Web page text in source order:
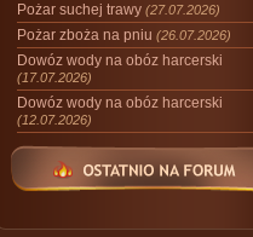
Pożar suchej trawy (27.07.2026)
Pożar zboża na pniu (26.07.2026)
Dowóz wody na obóz harcerski
(17.07.2026)
Dowóz wody na obóz harcerski
(12.07.2026)